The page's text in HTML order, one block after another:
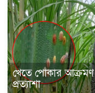
খেতে পোকার
প্রত্যাশা